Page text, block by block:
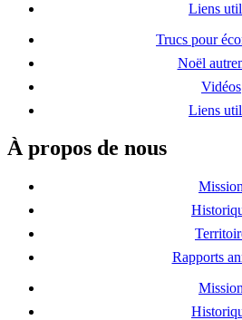
Liens
Trucs pour
Noël
Vidéos
Liens
À propos de nous
Mission
Rapports
Mission